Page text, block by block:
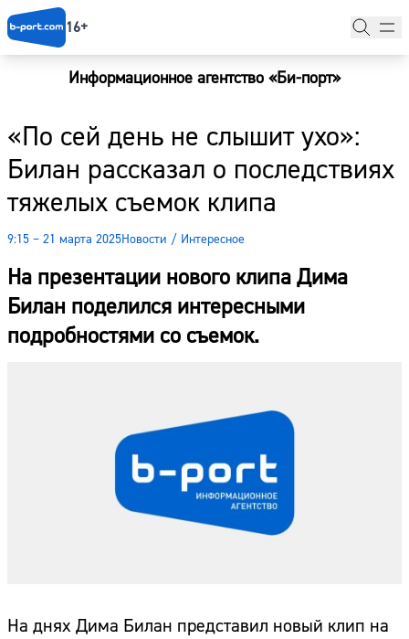
16+
Информационное агентство «Би-порт»
«По сей день не слышит ухо»:
Билан рассказал о последствиях
тяжелых съемок клипа
9:15 – 21 марта 2025Новости / Интересное
На презентации нового клипа Дима
Билан поделился интересными
подробностями со съемок.
На днях Дима Билан представил новый клип на
Новости
Наши гости
Фоторепортажи
Погода
Курсы валют